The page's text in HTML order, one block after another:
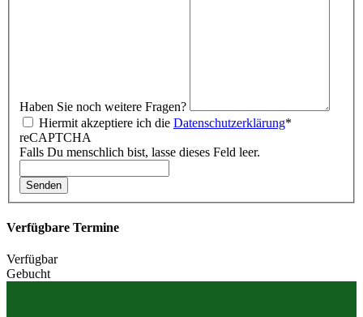
Haben Sie noch weitere Fragen?
Hiermit akzeptiere ich die Datenschutzerklärung*
reCAPTCHA
Falls Du menschlich bist, lasse dieses Feld leer.
Senden
Verfügbare Termine
Verfügbar
Gebucht